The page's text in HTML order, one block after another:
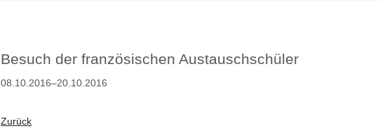
Besuch der französischen Austauschschüler
08.10.2016–20.10.2016
Zurück